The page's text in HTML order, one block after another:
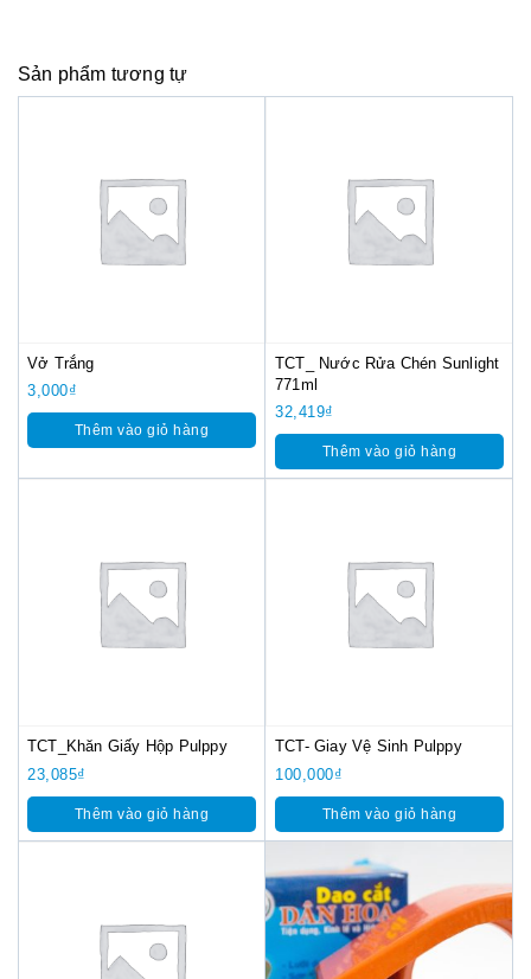
Sản phẩm tương tự
Vở Trắng
3,000₫
Thêm vào giỏ hàng
TCT_ Nước Rửa Chén Sunlight
771ml
32,419₫
Thêm vào giỏ hàng
TCT_Khăn Giấy Hộp Pulppy
23,085₫
Thêm vào giỏ hàng
TCT- Giay Vệ Sinh Pulppy
100,000₫
Thêm vào giỏ hàng